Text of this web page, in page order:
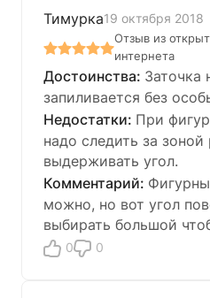
Тимурка19 октября 2018
Отзыв из
интернета
Заточка
запиливается без
При
надо следить за зоной
выдерживать угол.
можно, но вот угол
выбирать большой
0 0